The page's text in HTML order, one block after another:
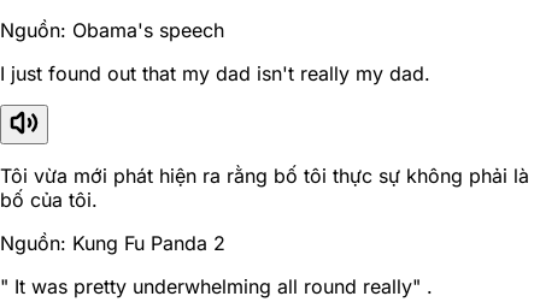
Nguồn: Obama's speech
I just found out that my dad isn't really my dad.
Tôi vừa mới phát hiện ra rằng bố tôi thực sự không phải là
bố của tôi.
Nguồn: Kung Fu Panda 2
" It was pretty underwhelming all round really" .